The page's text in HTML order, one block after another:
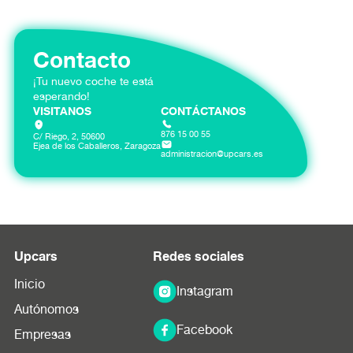
Contacto
¡Tu nuevo coche te está
esperando!
VISITANOS
C/ Riego, 2, 50600
Ejea de los Caballeros, Zaragoza
CONTÁCTANOS
876 15 00 55
administracion@upcars.es
Upcars
Inicio
Autónomos
Empresas
Redes sociales
Instagram
Facebook